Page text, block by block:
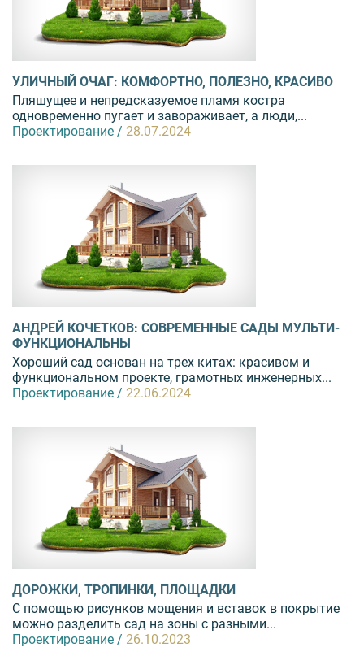
УЛИЧНЫЙ ОЧАГ: КОМФОРТНО, ПОЛЕЗНО, КРАСИВО
Пляшущее и непредсказуемое пламя костра
одновременно пугает и завораживает, а люди,...
Проектирование / 28.07.2024
АНДРЕЙ КОЧЕТКОВ: СОВРЕМЕННЫЕ САДЫ МУЛЬТИ-
ФУНКЦИОНАЛЬНЫ
Хороший сад основан на трех китах: красивом и
функциональном проекте, грамотных инженерных...
Проектирование / 22.06.2024
ДОРОЖКИ, ТРОПИНКИ, ПЛОЩАДКИ
С помощью рисунков мощения и вставок в покрытие
можно разделить сад на зоны с разными...
Проектирование / 26.10.2023